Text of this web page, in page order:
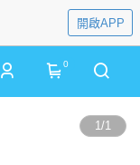
開啟APP
0
1/1